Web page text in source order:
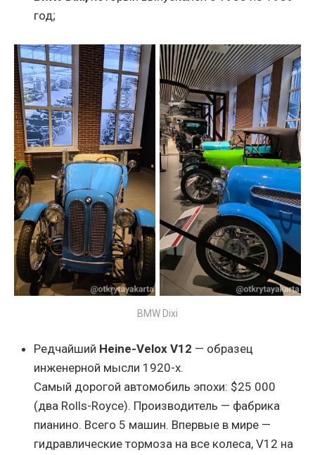
год;
BMW Dixi
Редчайший Heine-Velox V12 — образец
инженерной мысли 1920-х.
Самый дорогой автомобиль эпохи: $25 000
(два Rolls-Royce). Производитель — фабрика
пианино. Всего 5 машин. Впервые в мире —
гидравлические тормоза на все колеса, V12 на